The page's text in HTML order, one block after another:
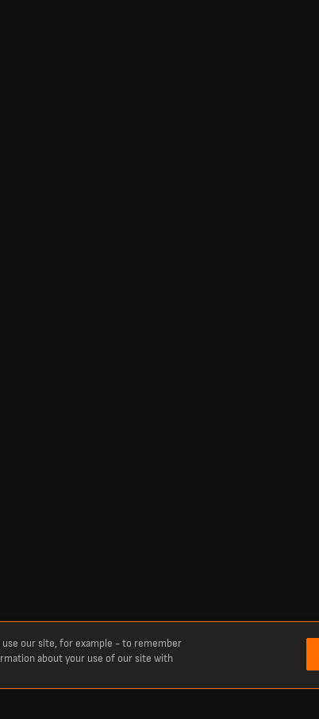
our site, for example - to remember
about your use of our site with